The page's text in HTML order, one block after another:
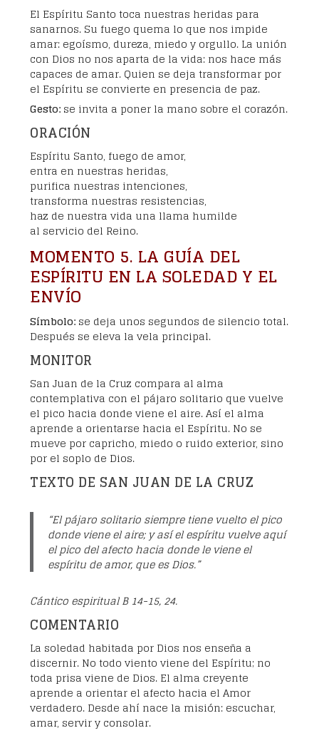
El Espíritu Santo toca nuestras heridas para
sanarnos. Su fuego quema lo que nos impide
amar: egoísmo, dureza, miedo y orgullo. La unión
con Dios no nos aparta de la vida: nos hace más
capaces de amar. Quien se deja transformar por
el Espíritu se convierte en presencia de paz.
Gesto: se invita a poner la mano sobre el corazón.
ORACIÓN
Espíritu Santo, fuego de amor,
entra en nuestras heridas,
purifica nuestras intenciones,
transforma nuestras resistencias,
haz de nuestra vida una llama humilde
al servicio del Reino.
MOMENTO 5. LA GUÍA DEL
ESPÍRITU EN LA SOLEDAD Y EL
ENVÍO
Símbolo: se deja unos segundos de silencio total.
Después se eleva la vela principal.
MONITOR
San Juan de la Cruz compara al alma
contemplativa con el pájaro solitario que vuelve
el pico hacia donde viene el aire. Así el alma
aprende a orientarse hacia el Espíritu. No se
mueve por capricho, miedo o ruido exterior, sino
por el soplo de Dios.
TEXTO DE SAN JUAN DE LA CRUZ
“El pájaro solitario siempre tiene vuelto el pico
donde viene el aire; y así el espíritu vuelve aquí
el pico del afecto hacia donde le viene el
espíritu de amor, que es Dios.”
Cántico espiritual B 14-15, 24.
COMENTARIO
La soledad habitada por Dios nos enseña a
discernir. No todo viento viene del Espíritu; no
toda prisa viene de Dios. El alma creyente
aprende a orientar el afecto hacia el Amor
verdadero. Desde ahí nace la misión: escuchar,
amar, servir y consolar.